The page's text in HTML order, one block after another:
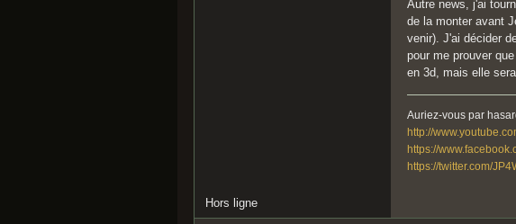
Autre news, j'ai
de la monter avant
venir). J'ai décider
pour me prouver
en 3d, mais elle
Auriez-vous par
http://
https://
https://twitter.com/
Hors ligne